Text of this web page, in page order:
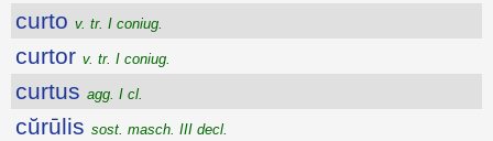
curto v. tr. I coniug.
curtor v. tr. I coniug.
curtus agg. I cl.
cŭrūlis sost. masch. III decl.